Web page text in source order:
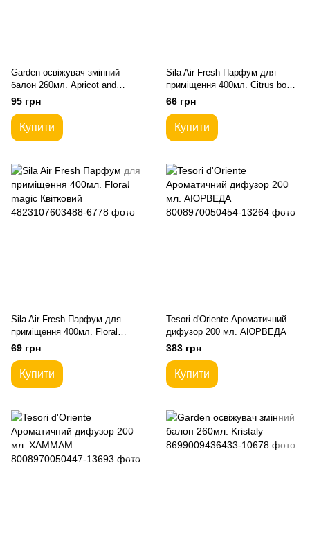
Garden освіжувач змінний
балон 260мл. Apricot and
Sunflower
95 грн
Купити
Sila Air Fresh Парфум для
приміщення 400мл. Citrus boost
Цитрус
66 грн
Купити
Sila Air Fresh Парфум для
приміщення 400мл. Floral
magic Квітковий
69 грн
Купити
Tesori d'Oriente Ароматичний
дифузор 200 мл. АЮРВЕДА
383 грн
Купити